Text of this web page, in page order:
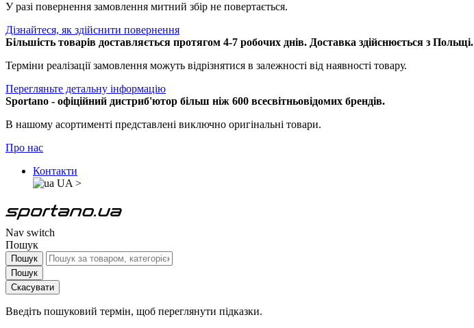
У разі повернення замовлення митний збір не повертається.
Дізнайтеся, як здійснити повернення
Більшість товарів доставляється протягом 4-7 робочих днів. Доставка здійснюється з Польщі.
Терміни реалізації замовлення можуть відрізнятися в залежності від наявності товару.
Перегляньте детальну інформацію
Sportano - офіційний дистриб'ютор більш ніж 600 всесвітньовідомих брендів.
В нашому асортименті представлені виключно оригінальні товари.
Про нас
Контакти
UA >
Nav switch
Пошук
Пошук
Пошук
Скасувати
Введіть пошуковий термін, щоб переглянути підказки.